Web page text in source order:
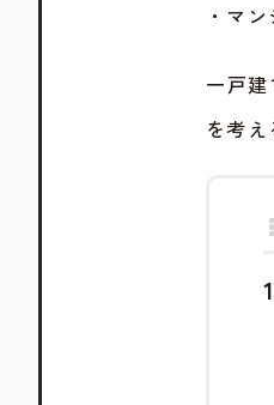
・マ
一戸
を考え